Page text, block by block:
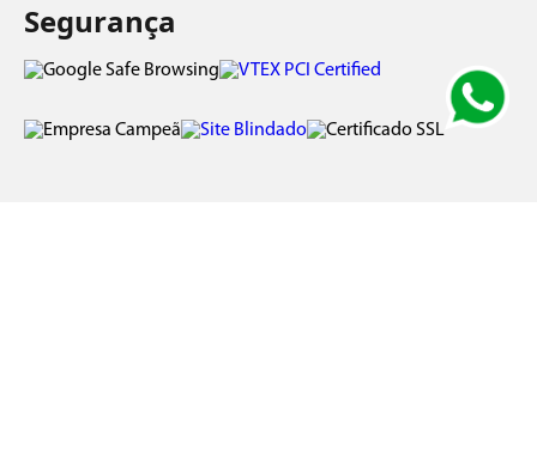
Segurança